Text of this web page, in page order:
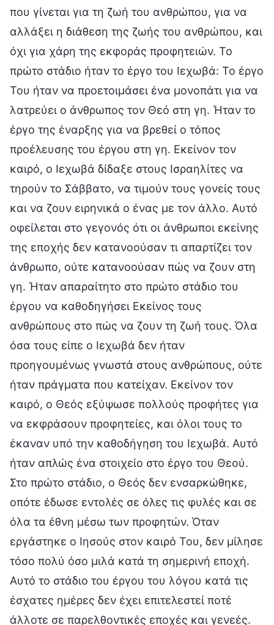
που γίνεται για τη ζωή του ανθρώπου, για να
αλλάξει η διάθεση της ζωής του ανθρώπου, και
όχι για χάρη της εκφοράς προφητειών. Το
πρώτο στάδιο ήταν το έργο του Ιεχωβά: Το έργο
Του ήταν να προετοιμάσει ένα μονοπάτι για να
λατρεύει ο άνθρωπος τον Θεό στη γη. Ήταν το
έργο της έναρξης για να βρεθεί ο τόπος
προέλευσης του έργου στη γη. Εκείνον τον
καιρό, ο Ιεχωβά δίδαξε στους Ισραηλίτες να
τηρούν το Σάββατο, να τιμούν τους γονείς τους
και να ζουν ειρηνικά ο ένας με τον άλλο. Αυτό
οφείλεται στο γεγονός ότι οι άνθρωποι εκείνης
της εποχής δεν κατανοούσαν τι απαρτίζει τον
άνθρωπο, ούτε κατανοούσαν πώς να ζουν στη
γη. Ήταν απαραίτητο στο πρώτο στάδιο του
έργου να καθοδηγήσει Εκείνος τους
ανθρώπους στο πώς να ζουν τη ζωή τους. Όλα
όσα τους είπε ο Ιεχωβά δεν ήταν
προηγουμένως γνωστά στους ανθρώπους, ούτε
ήταν πράγματα που κατείχαν. Εκείνον τον
καιρό, ο Θεός εξύψωσε πολλούς προφήτες για
να εκφράσουν προφητείες, και όλοι τους το
έκαναν υπό την καθοδήγηση του Ιεχωβά. Αυτό
ήταν απλώς ένα στοιχείο στο έργο του Θεού.
Στο πρώτο στάδιο, ο Θεός δεν ενσαρκώθηκε,
οπότε έδωσε εντολές σε όλες τις φυλές και σε
όλα τα έθνη μέσω των προφητών. Όταν
εργάστηκε ο Ιησούς στον καιρό Του, δεν μίλησε
τόσο πολύ όσο μιλά κατά τη σημερινή εποχή.
Αυτό το στάδιο του έργου του λόγου κατά τις
έσχατες ημέρες δεν έχει επιτελεστεί ποτέ
άλλοτε σε παρελθοντικές εποχές και γενεές.